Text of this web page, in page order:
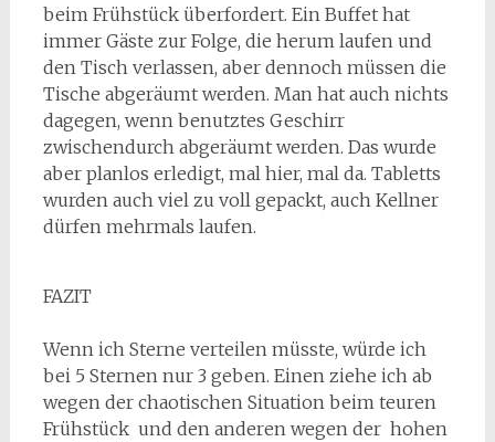
beim Frühstück überfordert. Ein Buffet hat
immer Gäste zur Folge, die herum laufen und
den Tisch verlassen, aber dennoch müssen die
Tische abgeräumt werden. Man hat auch nichts
dagegen, wenn benutztes Geschirr
zwischendurch abgeräumt werden. Das wurde
aber planlos erledigt, mal hier, mal da. Tabletts
wurden auch viel zu voll gepackt, auch Kellner
dürfen mehrmals laufen.
FAZIT
Wenn ich Sterne verteilen müsste, würde ich
bei 5 Sternen nur 3 geben. Einen ziehe ich ab
wegen der chaotischen Situation beim teuren
Frühstück und den anderen wegen der hohen